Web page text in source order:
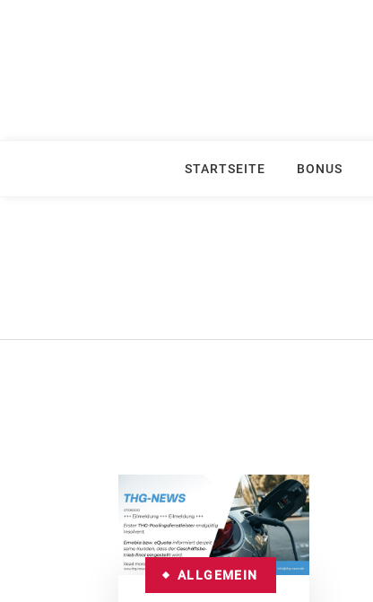
STARTSEITE BONUS
ALLGEMEIN